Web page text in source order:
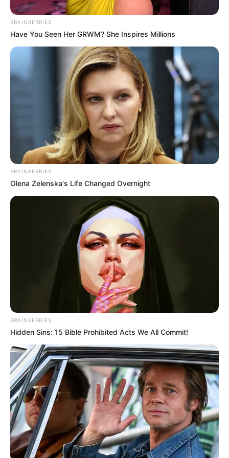
Crédito: Suministrada por la Policía de Santander
Lea También:Por 50 mil pesos, una mujer le quita la
vida a un hombre en Bucaramanga
El coronel Iván Santamaría comandante de la Policía de
Santander señaló “ para adelantar esta búsqueda que
completó más de 3 días, hemos requerido de drones
que nos ayudarán a visualizar los sitios donde no
podemos acceder por ser de difícil acceso y además
BRAINBERRIES
Have You Seen Her GRWM? She Inspires Millions
BRAINBERRIES
Olena Zelenska's Life Changed Overnight
BRAINBERRIES
Hidden Sins: 15 Bible Prohibited Acts We All Commit!